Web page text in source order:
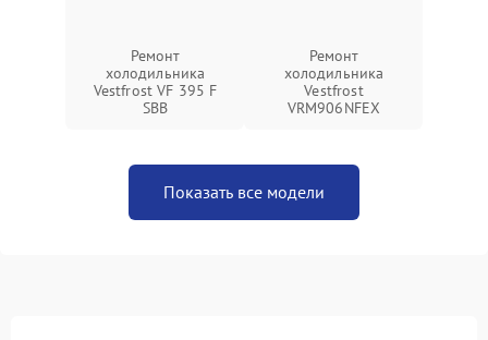
Ремонт
холодильника
Vestfrost VF 395 F
SBB
Ремонт
холодильника
Vestfrost
VRM906NFEX
Показать все модели